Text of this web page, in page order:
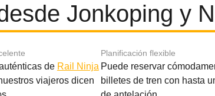
Jonkoping y
de Rail Ninja
viajeros dicen
Planificación flexible
Puede reservar
billetes de tren con hasta